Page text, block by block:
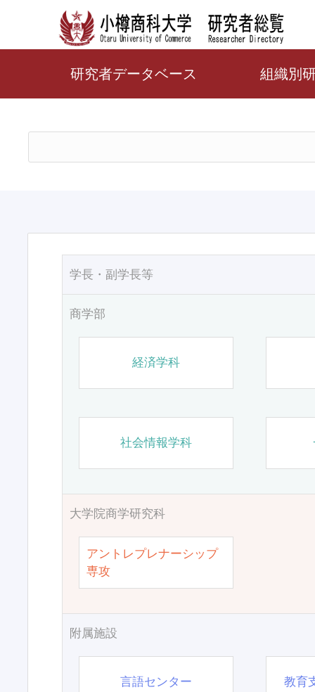
研究者データベース 組織別
学長・副学長等
商学部
経済学科
社会情報学科
大学院商学研究科
アントレプレナーシップ
専攻
附属施設
言語センター 教育